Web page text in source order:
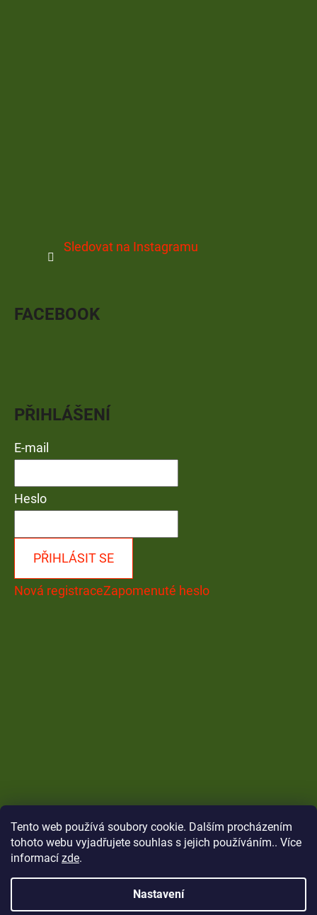
Tento web používá soubory cookie. Dalším procházením
tohoto webu vyjadřujete souhlas s jejich používáním.. Více
informací zde.
Nastavení
Sledovat na Instagramu
FACEBOOK
PŘIHLÁŠENÍ
E-mail
Heslo
PŘIHLÁSIT SE
Nová registraceZapomenuté heslo